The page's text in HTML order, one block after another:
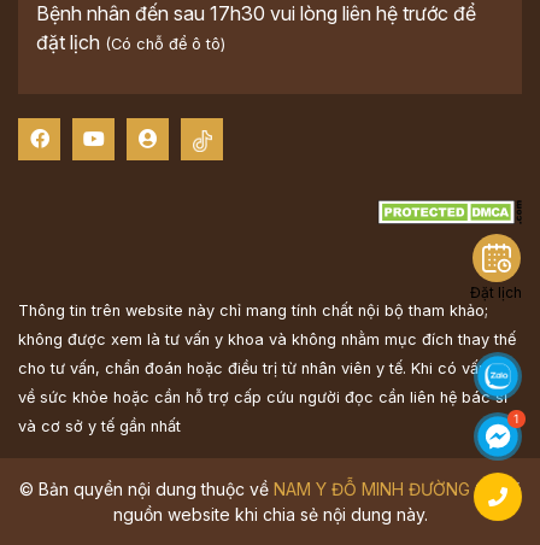
Bệnh nhân đến sau 17h30 vui lòng liên hệ trước để
đặt lịch (Có chỗ để ô tô)
Thông tin trên website này chỉ mang tính chất nội bộ tham khảo;
không được xem là tư vấn y khoa và không nhằm mục đích thay thế
cho tư vấn, chẩn đoán hoặc điều trị từ nhân viên y tế. Khi có vấn đề
về sức khỏe hoặc cần hỗ trợ cấp cứu người đọc cần liên hệ bác sĩ
và cơ sở y tế gần nhất
© Bản quyền nội dung thuộc về NAM Y ĐỖ MINH ĐƯỜNG Ghi rõ
nguồn website khi chia sẻ nội dung này.
Đặt lịch